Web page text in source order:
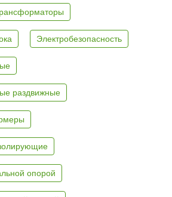
Электробезопасность
раздвижные
опорой